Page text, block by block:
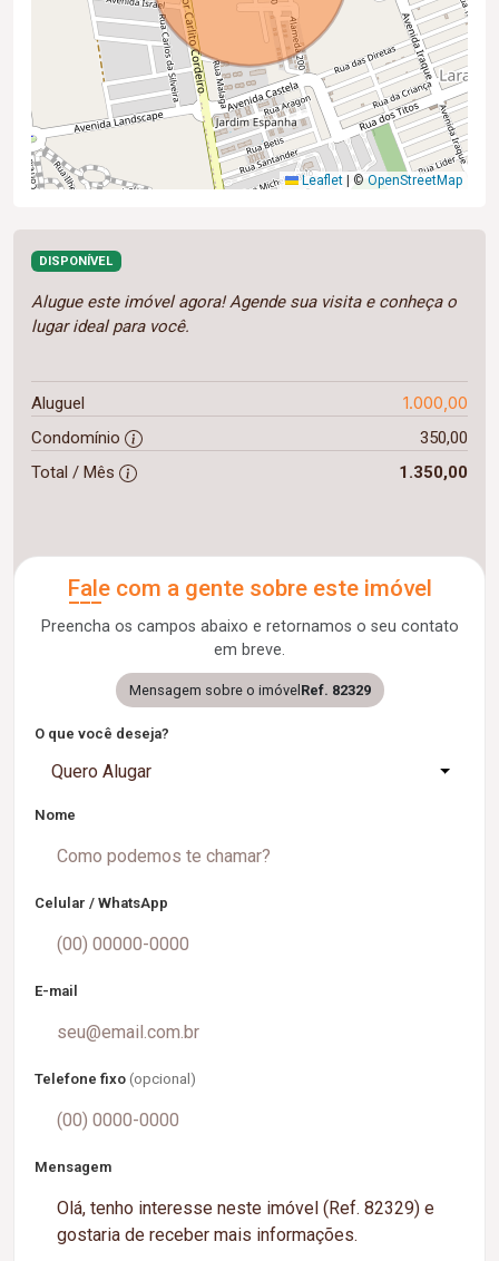
Leaflet © OpenStreetMap
DISPONÍVEL
Alugue este imóvel agora! Agende sua visita e conheça o
lugar ideal para você.
Aluguel 1.000,00
Condomínio
350,00
Total / Mês
1.350,00
Fale com a gente sobre este imóvel
Preencha os campos abaixo e retornamos o seu contato
em breve.
Mensagem sobre o imóvel Ref. 82329
O que você deseja?
Quero Alugar
Nome
Celular / WhatsApp
E-mail
Telefone fixo (opcional)
Mensagem